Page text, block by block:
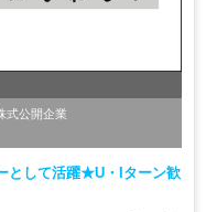
式公開企業
として活躍★U・Iターン歓